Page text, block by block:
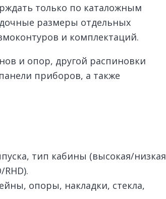
только по каталожным
размеры отдельных
и комплектаций.
и опор, другой распиновки
приборов, а также
тип кабины (высокая/низкая
опоры, накладки, стекла,